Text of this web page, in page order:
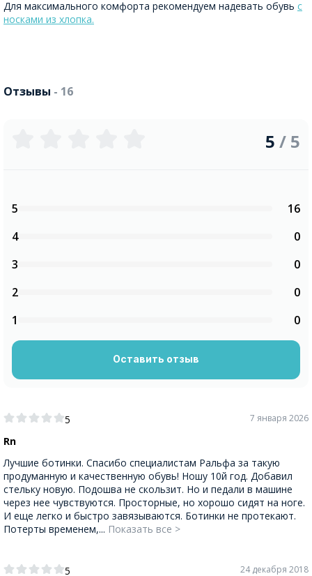
Для максимального комфорта рекомендуем надевать обувь с
носками из хлопка.
Отзывы - 16
5
Rn
7 января 2026
Лучшие ботинки. Спасибо специалистам Ральфа за такую
продуманную и качественную обувь! Ношу 10й год. Добавил
стельку новую. Подошва не скользит. Но и педали в машине
через нее чувствуются. Просторные, но хорошо сидят на ноге.
И еще легко и быстро завязываются. Ботинки не протекают.
Потерты временем,... Показать все >
5
24 декабря 2018
5 / 5
5
16
4
0
3
0
2
0
1
0
Оставить отзыв